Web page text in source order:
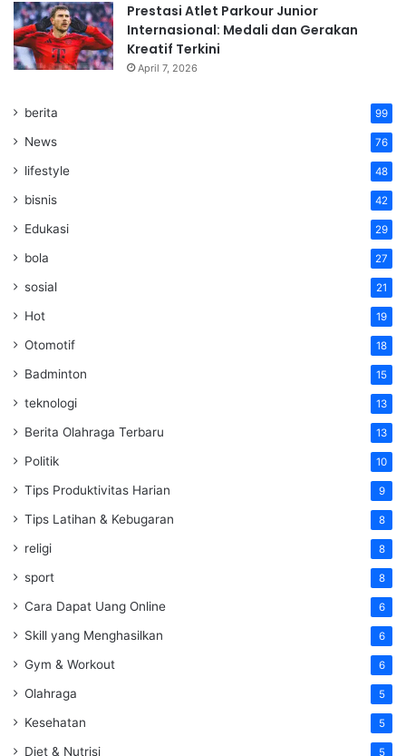
Prestasi Atlet Parkour Junior
Internasional: Medali dan Gerakan
Kreatif Terkini
April 7, 2026
berita 99
News 76
lifestyle 48
bisnis 42
Edukasi 29
bola 27
sosial 21
Hot 19
Otomotif 18
Badminton 15
teknologi 13
Berita Olahraga Terbaru 13
Politik 10
Tips Produktivitas Harian 9
Tips Latihan & Kebugaran 8
religi 8
sport 8
Cara Dapat Uang Online 6
Skill yang Menghasilkan 6
Gym & Workout 6
Olahraga 5
Kesehatan 5
Diet & Nutrisi 5